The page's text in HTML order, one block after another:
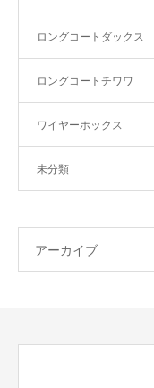
ロングコートダックス
ロングコートチワワ
ワイヤーホックス
未分類
アーカイブ